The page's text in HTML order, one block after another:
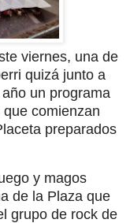
viernes, una de
quizá junto a
un programa
comienzan
preparados
y magos
de la Plaza que
grupo de rock de